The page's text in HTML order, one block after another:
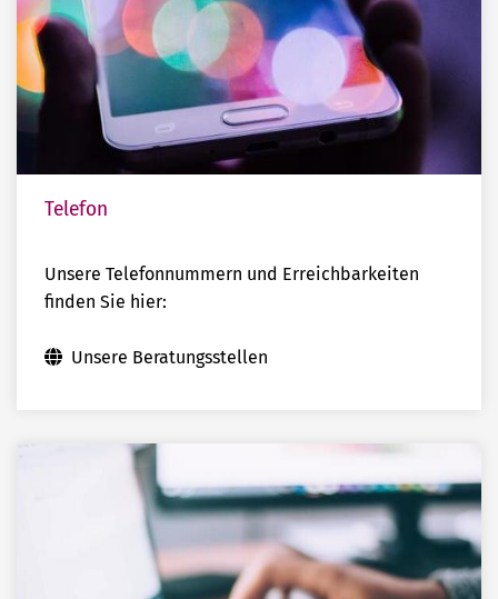
Telefon
Unsere Telefonnummern und Erreichbarkeiten
finden Sie hier:
Unsere Beratungsstellen